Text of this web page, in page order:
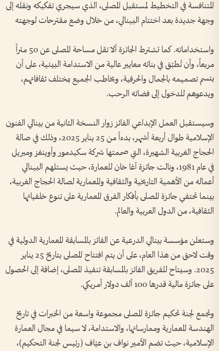
المتنافسة في التخطيط لمستقبل المصلى، الذي سيجري تفكيكه ونقله إلى
وجهة جديدة بعد اختتام البينالي، من خلال وضع مقترحات لوجهته
واستخداماته. كما تشترط الجائزة ألا تقل مساحة المصلى عن 50 متراً
مربعاً، وأن تُطبّق في بنائه معايير عالية من الاستدامة البيئية، على أن
يتسم تصميمه بالجمال والحرفية، ويخاطب الجميع بمختلف ثقافاتهم،
ويدعوهم للدخول إلى فضائه الرحب.
وسيستقبل العمل الإبداعي الفائز زوار النسخة الثانية من بينالي الفنون
الإسلامية طوال أربعة أشهر، بدءاً من 25 يناير 2025، وذلك في صالة
الحجاج الغربية الشهيرة، التي صممتها شركة سكيدمور وأوينغز وميريل
في عام 1981، ونالت جائزة آغا خان للعمارة، حيث يستلهم البينالي
أعماله من الأهمية التاريخية والثقافية والمعمارية لصالة الحجاج الغربية،
بينما تحتفي جائزة المصلى بأفكار الفرق المعمارية على تنوع خلفياتها
الثقافية، من الدول العربية والعالم.
وستعلن مؤسسة بينالي الدرعية عن الفائز بالمسابقة المعمارية الدولية في
وقت لاحق من هذا العام، على أن يتم افتتاح المصلى بتاريخ 25 يناير
2025. وسيتاح للفريق الفائز بالمسابقة تنفيذ المصلى، إضافة إلى الحصول
على جائزة مالية قدرها 100 ألف دولار أمريكي.
وتجمع لجنة تحكيم جائزة المصلى مجموعة واسعة من الخبرات في تاريخ
الهندسة المعمارية وممارساتها، والاستدامة، لا سيما في مجال العمارة
الإسلامية، حيث تضم الأمير نواف بن عيّاف (رئيس لجنة التحكيم)،